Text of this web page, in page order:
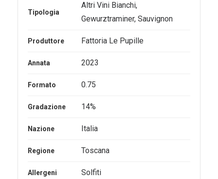
Tipologia
Altri Vini Bianchi,
Gewurztraminer, Sauvignon
Produttore Fattoria Le Pupille
Annata 2023
Formato 0.75
Gradazione 14%
Nazione Italia
Regione Toscana
Allergeni Solfiti